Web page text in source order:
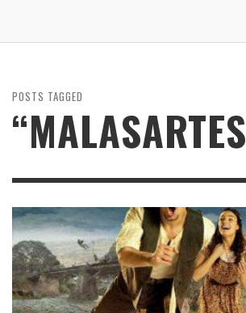
POSTS TAGGED
“MALASARTES